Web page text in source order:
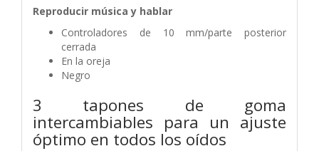
Reproducir música y hablar
Controladores de 10 mm/parte posterior
cerrada
En la oreja
Negro
3 tapones de goma
intercambiables para un ajuste
óptimo en todos los oídos